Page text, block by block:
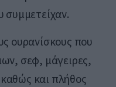
συμμετείχαν.
ουρανίσκους που
σεφ, μάγειρες,
και πλήθος